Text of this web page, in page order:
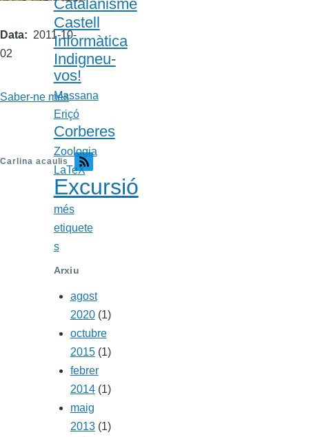
Data
2011-10-
02
Saber-ne mésa
propòsit
de
Cardiguera
al
Madres
Carlina acaulis
Catalanisme
Castell
Informàtica
Indigneu-
vos!
Massana
Eriçó
Corberes
Zoologia
LaTeX
Excursió
més
etiquete
s
Arxiu
agost
2020(1)
octubre
2015(1)
febrer
2014(1)
maig
2013(1)